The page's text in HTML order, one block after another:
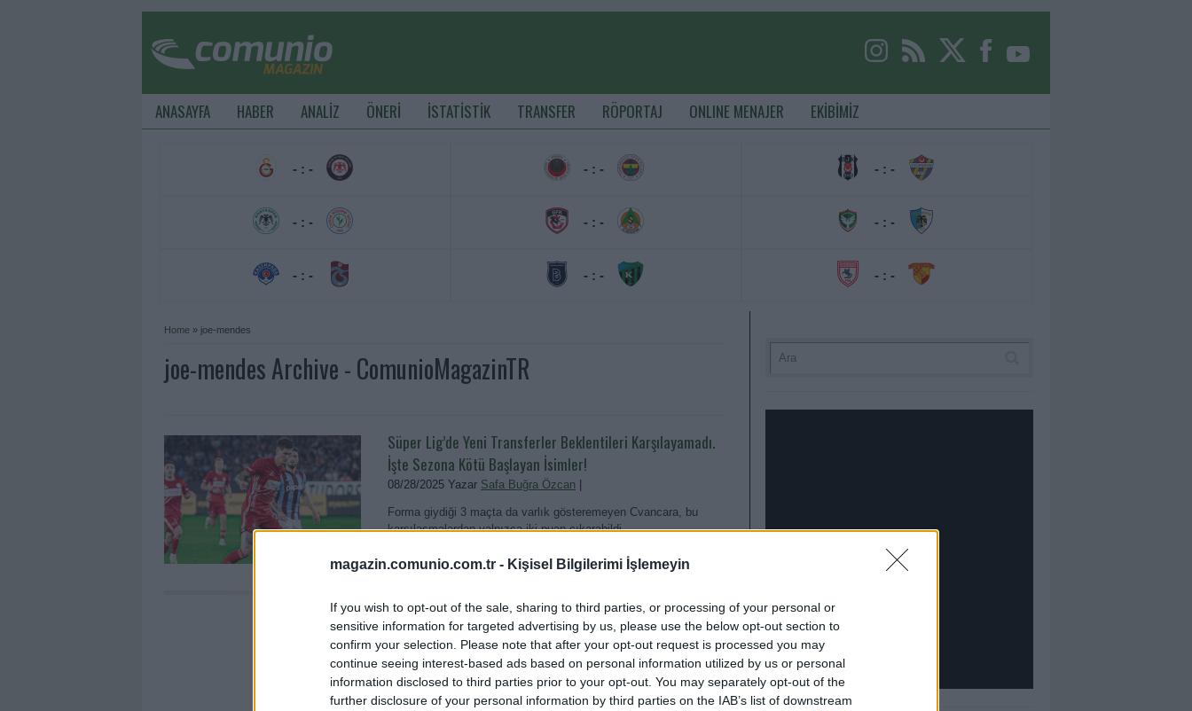
magazin.comunio.com.tr - Kişisel Bilgilerimi İşlemeyin
If you wish to opt-out of the sale, sharing to third parties, or processing of your personal or
sensitive information for targeted advertising by us, please use the below opt-out section to
confirm your selection. Please note that after your opt-out request is processed you may
continue seeing interest-based ads based on personal information utilized by us or personal
information disclosed to third parties prior to your opt-out. You may separately opt-out of the
further disclosure of your personal information by third parties on the IAB’s list of downstream
ANASAYFA HABER ANALİZ ÖNERİ İSTATİSTİK TRANSFER RÖPORTAJ ONLINE MENAJER EKİBİMİZ
- : -
- : -
- : -
- : -
- : -
- : -
- : -
- : -
- : -
Home » joe-mendes
joe-mendes Archive - ComunioMagazinTR
Süper Lig’de Yeni Transferler Beklentileri Karşılayamadı.
İşte Sezona Kötü Başlayan İsimler!
08/28/2025 Yazar Safa Buğra Özcan
Forma giydiği 3 maçta da varlık gösteremeyen Cvancara, bu
karşılaşmalardan yalnızca iki puan çıkarabildi.